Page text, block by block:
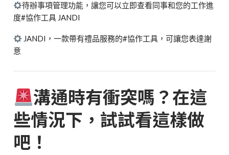
待辦事項管理功能，讓您可以立即查看同事和您的工作進
度#協作工具 JANDI
JANDI，一款帶有禮品服務的#協作工具，可讓您表達謝
意
溝通時有衝突嗎？在這
些情況下，試試看這樣做
吧！